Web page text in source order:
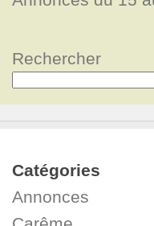
Rechercher
Catégories
Annonces